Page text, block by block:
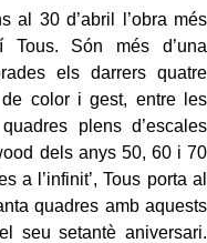
al 30 d’abril l’obra més
Tous. Són més d’una
els darrers quatre
color i gest, entre les
plens d’escales
dels anys 50, 60 i 70
a l’infinit’, Tous porta al
quadres amb aquests
seu setantè aniversari.